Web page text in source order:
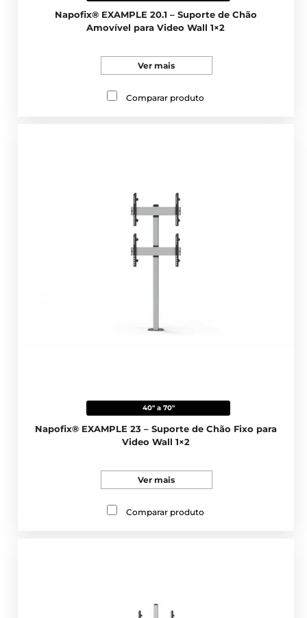
Napofix® EXAMPLE 20.1 – Suporte de Chão
Amovível para Video Wall 1×2
Ver mais
Comparar produto
40" a 70"
Napofix® EXAMPLE 23 – Suporte de Chão Fixo para
Video Wall 1×2
Ver mais
Comparar produto